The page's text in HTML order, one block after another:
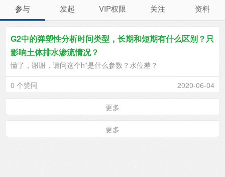
参与 发起 VIP权限 关注 资料
G2中的弹塑性分析时间类型，长期和短期有什么区别？只
影响土体排水渗流情况？
懂了，谢谢，请问这个h*是什么参数？水位差？
0 个赞同
2020-06-04
更多
更多